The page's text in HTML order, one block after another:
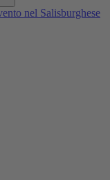
nel Salisburghese